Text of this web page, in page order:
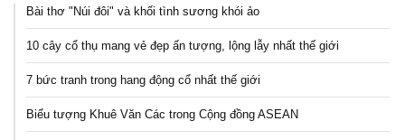
Bài thơ "Núi đôi" và khối tình sương khói ảo
10 cây cổ thụ mang vẻ đẹp ấn tượng, lộng lẫy nhất thế giới
7 bức tranh trong hang động cổ nhất thế giới
Biểu tượng Khuê Văn Các trong Cộng đồng ASEAN